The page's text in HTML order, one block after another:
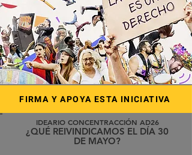
IDEARIO CONCENTRACCIÓN AD26
¿QUÉ REIVINDICAMOS EL DÍA 30
DE MAYO?
FIRMA Y APOYA ESTA INICIATIVA